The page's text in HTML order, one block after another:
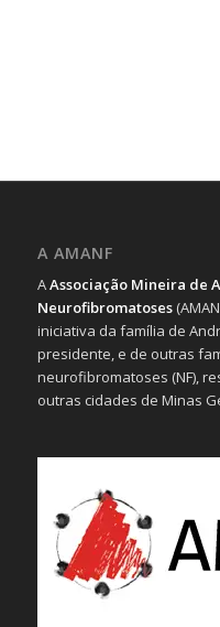
A AMANF
AAssociação Mineira de
Neurofibromatoses
iniciativa da família de
presidente, e de outras
neurofibromatoses (NF),
outras cidades de Minas